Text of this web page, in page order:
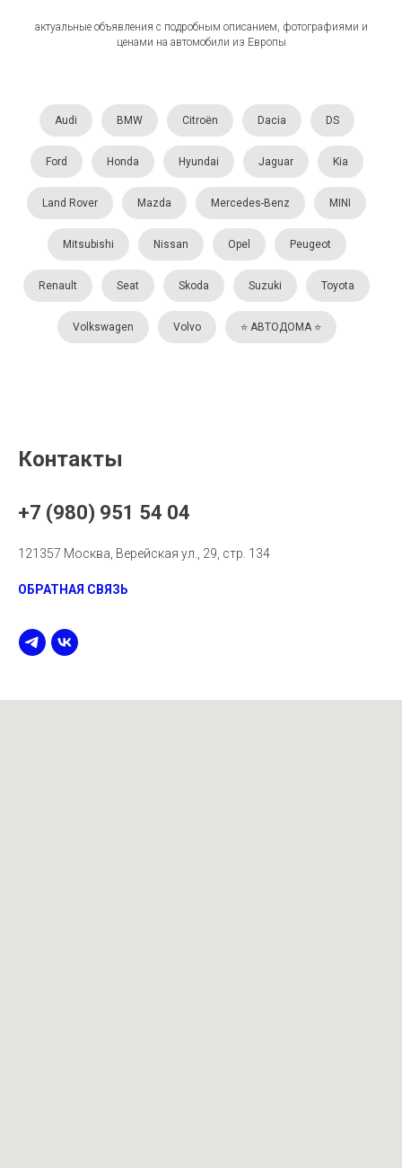
актуальные объявления с подробным описанием, фотографиями и
ценами на автомобили из Европы
Audi BMW Citroën Dacia DS
Ford Honda Hyundai Jaguar Kia
Land Rover Mazda Mercedes-Benz MINI
Mitsubishi Nissan Opel Peugeot
Renault Seat Skoda Suzuki Toyota
Volkswagen Volvo ⭐️ АВТОДОМА ⭐️
Контакты
+7 (980) 951 54 04
121357 Москва, Верейская ул., 29, стр. 134
ОБРАТНАЯ СВЯЗЬ